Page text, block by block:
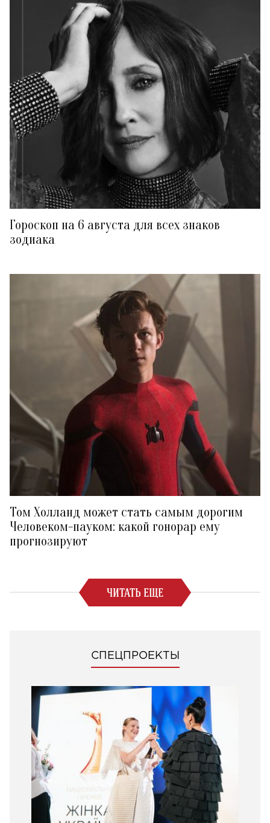
Гороскоп на 6 августа для всех знаков
зодиака
Том Холланд может стать самым дорогим
Человеком-пауком: какой гонорар ему
прогнозируют
ЧИТАТЬ ЕЩЕ
СПЕЦПРОЕКТЫ